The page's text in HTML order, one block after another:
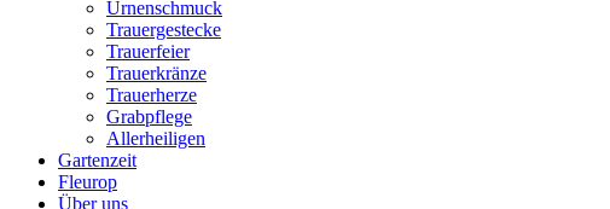
Urnenschmuck
Trauergestecke
Trauerfeier
Trauerkränze
Trauerherze
Grabpflege
Allerheiligen
Gartenzeit
Fleurop
Über uns